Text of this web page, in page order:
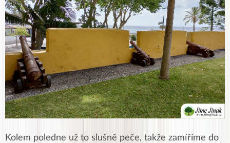
Kolem poledne už to slušně peče, takže zamíříme do